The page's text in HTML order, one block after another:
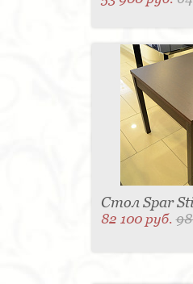
Стол Spar
82 100 руб.